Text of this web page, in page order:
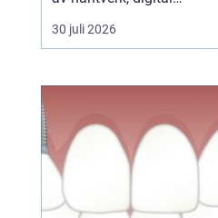
teknik och medicinsk
kunskap. Bakom varje
eller protes står ett
estetik, funktion och
långsiktig hållbarhet
vägs samman. När klinik
och labb sa...
30 juli 2026